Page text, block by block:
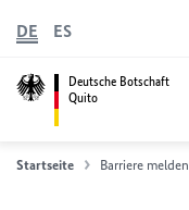
Deutsche Botschaft
Quito
DE ES
Startseite Barriere melden